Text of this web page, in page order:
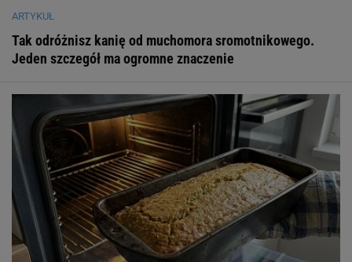
ARTYKUŁ
Tak odróżnisz kanię od muchomora sromotnikowego.
Jeden szczegół ma ogromne znaczenie